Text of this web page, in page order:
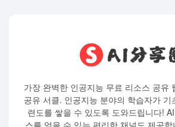
가장 완벽한 인공지능 무료 리소스 공유
공유 서클. 인공지능 분야의 학습자가 기
련도를 쌓을 수 있도록 도와드립니다!
스를 얻을 수 있는 편리한 채널도 제공